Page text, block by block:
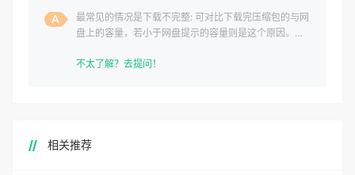
最常见的情况是下载不完整: 可对比下载完压缩包的与网
盘上的容量，若小于网盘提示的容量则是这个原因。这
不太了解？去提问！
相关推荐